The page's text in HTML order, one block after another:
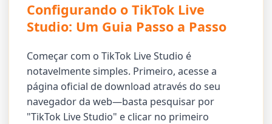
Configurando o TikTok Live
Studio: Um Guia Passo a Passo
Começar com o TikTok Live Studio é
notavelmente simples. Primeiro, acesse a
página oficial de download através do seu
navegador da web—basta pesquisar por
"TikTok Live Studio" e clicar no primeiro